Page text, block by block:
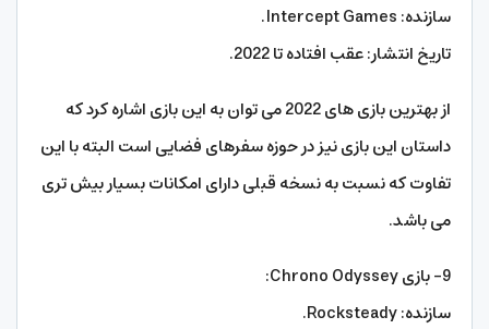
سازنده: Intercept Games.
تاریخ انتشار: عقب افتاده تا 2022.
از بهترین بازی های 2022 می توان به این بازی اشاره کرد که
داستان این بازی نیز در حوزه سفرهای فضایی است البته با این
تفاوت که نسبت به نسخه قبلی دارای امکانات بسیار بیش تری
می باشد.
9- بازی Chrono Odyssey:
سازنده: Rocksteady.